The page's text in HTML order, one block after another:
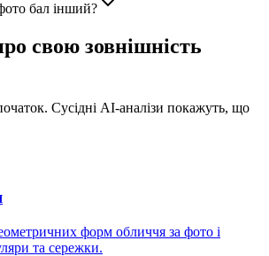
бал інший?
свою зовнішність
Сусідні AI-аналізи покажуть, що
форм обличчя за фото і
та сережки.